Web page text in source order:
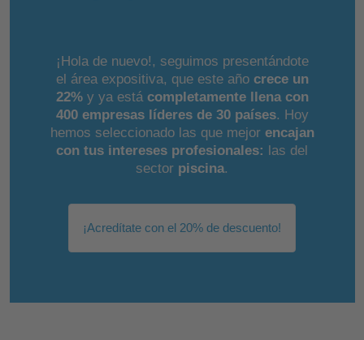
¡Hola de nuevo!, seguimos presentándote
el área expositiva, que este año crece un
22%y ya está completamente llena con
400 empresas líderes de 30 países. Hoy
hemos seleccionado las que mejor encajan
con tus intereses profesionales: las del
sector piscina.
¡Acredítate con el 20% de descuento!